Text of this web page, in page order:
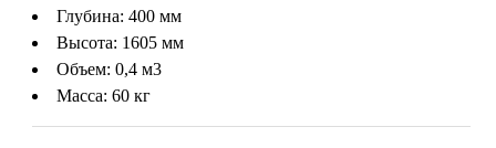
Глубина: 400 мм
Высота: 1605 мм
Объем: 0,4 м3
Масса: 60 кг